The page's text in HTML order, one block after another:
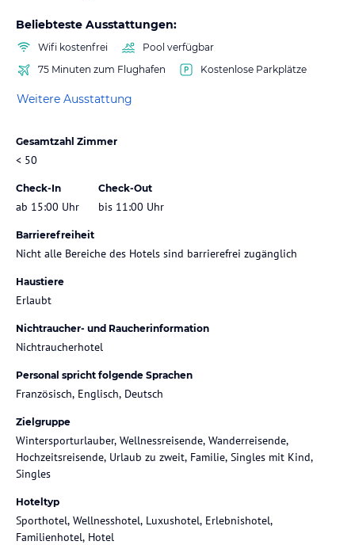
Beliebteste Ausstattungen:
Wifi kostenfrei
Pool verfügbar
75 Minuten zum Flughafen
Kostenlose Parkplätze
Weitere Ausstattung
Gesamtzahl Zimmer
< 50
Check-In
ab 15:00 Uhr
Check-Out
bis 11:00 Uhr
Barrierefreiheit
Nicht alle Bereiche des Hotels sind barrierefrei zugänglich
Haustiere
Erlaubt
Nichtraucher- und Raucherinformation
Nichtraucherhotel
Personal spricht folgende Sprachen
Französisch, Englisch, Deutsch
Zielgruppe
Wintersporturlauber, Wellnessreisende, Wanderreisende,
Hochzeitsreisende, Urlaub zu zweit, Familie, Singles mit Kind,
Singles
Hoteltyp
Sporthotel, Wellnesshotel, Luxushotel, Erlebnishotel,
Familienhotel, Hotel